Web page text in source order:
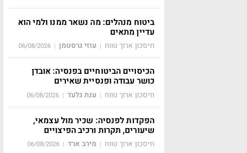
ביטוח מנהלים: מה נשאר ממנו ולמי הוא
עדיין מתאים
חיסכון ארוך טווח | עוזי גרסטמן |
06/08/2026
הכיסויים הביטוחיים בפנסיה: אובדן
כושר עבודה ופנסיית שאירים
חיסכון ארוך טווח | ענת גלעד |
06/08/2026
הפקדות לפנסיה: שכיר מול עצמאי,
שיעורים, תקרות ורכיב הפיצויים
חיסכון ארוך טווח | מירב ארד |
06/08/2026